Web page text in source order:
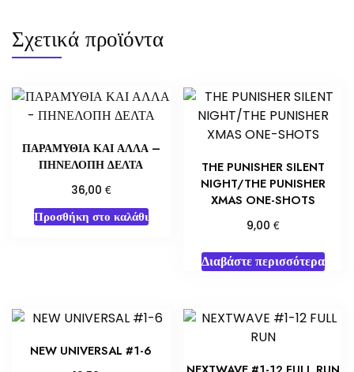
Σχετικά προϊόντα
ΠΑΡΑΜΥΘΙΑ ΚΑΙ ΑΛΛΑ –
ΠΗΝΕΛΟΠΗ ΔΕΛΤΑ
36,00 €
Προσθήκη στο καλάθι
THE PUNISHER SILENT
NIGHT/THE PUNISHER
XMAS ONE-SHOTS
9,00 €
Διαβάστε περισσότερα
NEW UNIVERSAL #1-6